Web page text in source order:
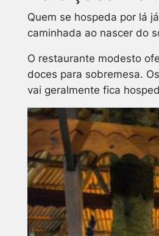
Quem se hospeda por lá
caminhada ao nascer do
O restaurante modesto
doces para sobremesa.
vai geralmente fica